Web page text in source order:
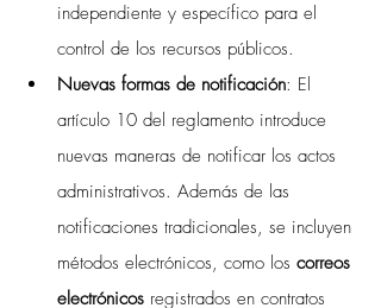
independiente y específico para el
control de los recursos públicos.
Nuevas formas de notificación: El
artículo 10 del reglamento introduce
nuevas maneras de notificar los actos
administrativos. Además de las
notificaciones tradicionales, se incluyen
métodos electrónicos, como los correos
electrónicos registrados en contratos